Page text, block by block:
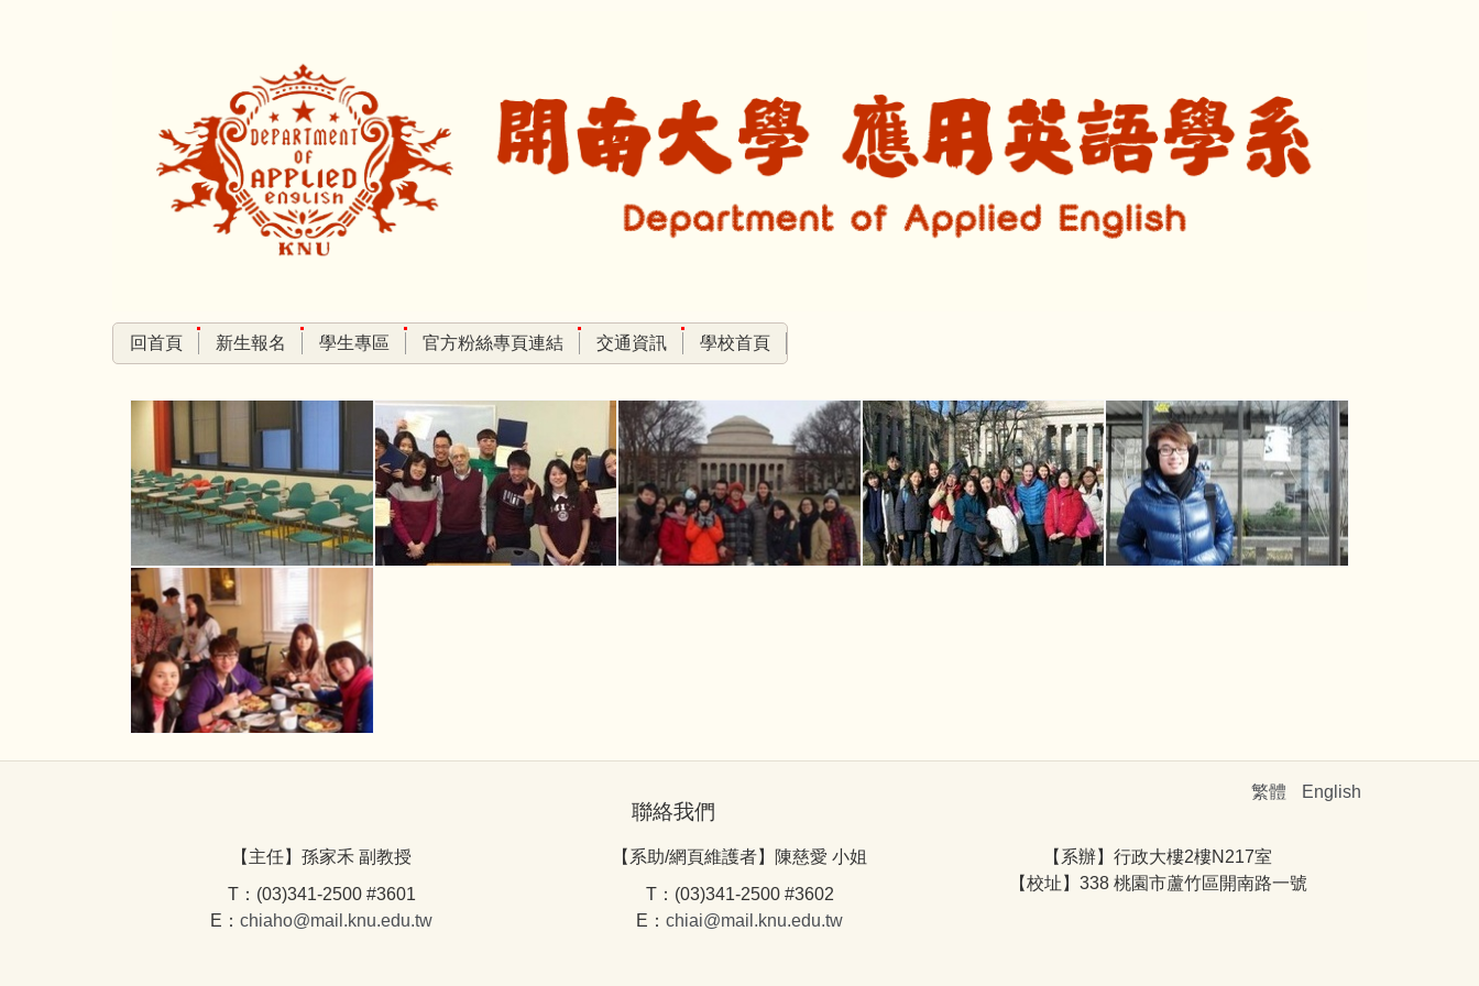
回首頁 新生報名 學生專區 官方粉絲專頁連結 交通資訊 學校首頁
繁體 English
聯絡我們
【主任】孫家禾 副教授
T：(03)341-2500 #3601
E： chiaho@mail.knu.edu.tw
【系助/網頁維護者】陳慈愛 小姐
T：(03)341-2500 #3602
E： chiai@mail.knu.edu.tw
【系辦】行政大樓2樓N217室
【校址】338 桃園市蘆竹區開南路一號